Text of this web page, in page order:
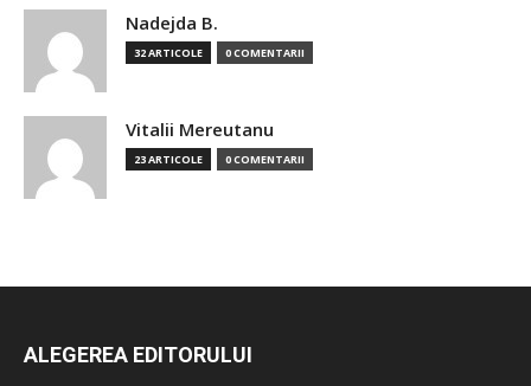
Nadejda B.
32 ARTICOLE 0 COMENTARII
Vitalii Mereutanu
23 ARTICOLE 0 COMENTARII
ALEGEREA EDITORULUI